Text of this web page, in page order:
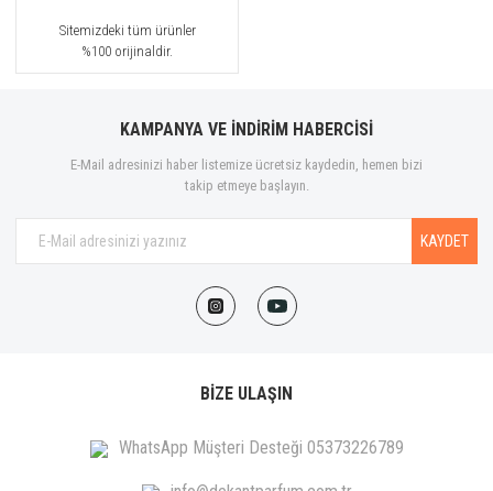
Sitemizdeki tüm ürünler
%100 orijinaldir.
KAMPANYA VE İNDİRİM HABERCİSİ
E-Mail adresinizi haber listemize ücretsiz kaydedin, hemen bizi
takip etmeye başlayın.
KAYDET
BİZE ULAŞIN
WhatsApp Müşteri Desteği 05373226789